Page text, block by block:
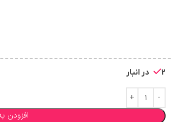
2 در انبار
افزودن